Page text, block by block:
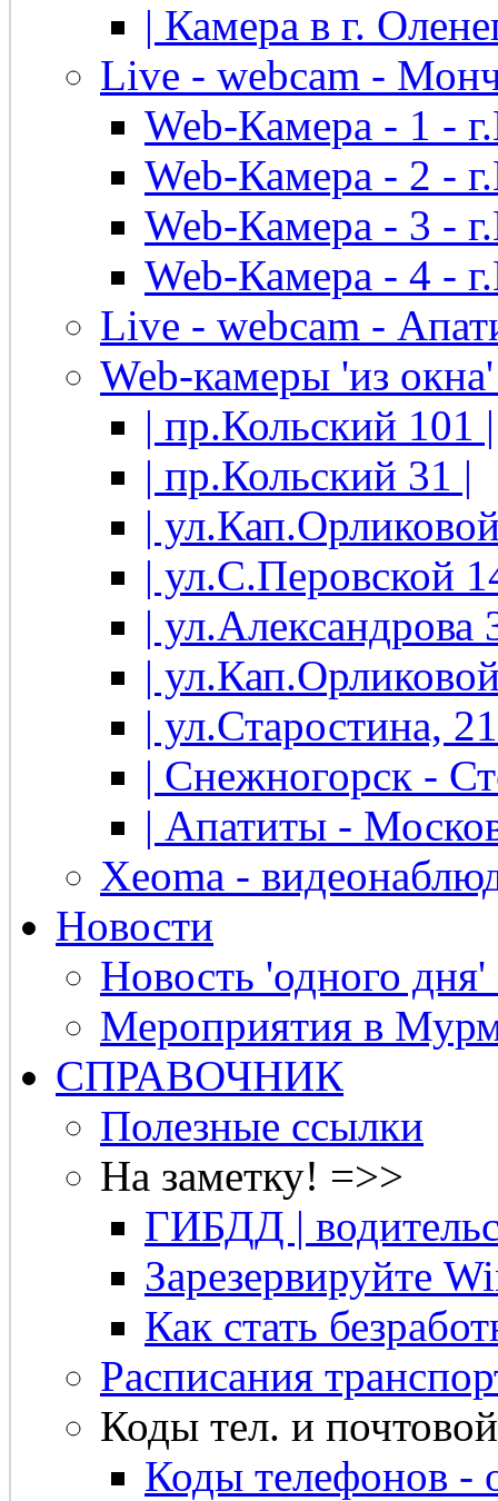
| Камера в г.
Live - webcam -
Web-Камера - 1 -
Web-Камера - 2 -
Web-Камера - 3 -
Web-Камера - 4 -
Live - webcam -
Web-камеры 'из
| пр.Кольский 101 |
| пр.Кольский 31 |
|
| ул.С.Перовской
| ул.Александрова
|
| ул.Старостина,
| Снежногорск -
| Апатиты -
Xeoma -
Новости
Новость 'одного
Мероприятия в
СПРАВОЧНИК
Полезные ссылки
На заметку! =>>
ГИБДД |
Зарезервируйте
Как стать
Расписания
Коды тел. и
Коды телефонов -